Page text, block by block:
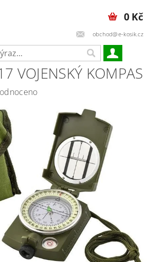
obchod@e-kosik.cz
0 Kč
VOJENSKÝ KOMPAS